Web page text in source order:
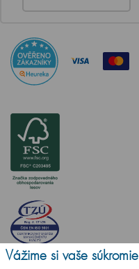
Vážime si vaše súkromie